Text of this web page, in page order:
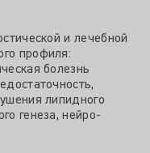
и лечебной
профиля:
болезнь
липидного
генеза, нейро-